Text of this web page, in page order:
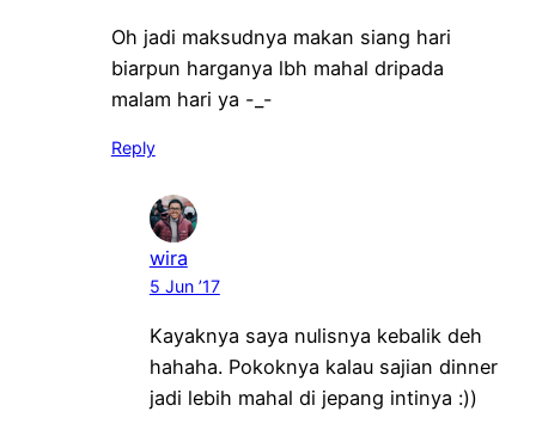
Oh jadi maksudnya makan siang hari
biarpun harganya lbh mahal dripada
malam hari ya -_-
Reply
wira
5 Jun ’17
Kayaknya saya nulisnya kebalik deh
hahaha. Pokoknya kalau sajian dinner
jadi lebih mahal di jepang intinya :))